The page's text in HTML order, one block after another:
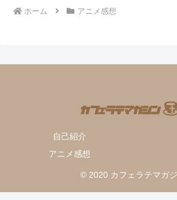
ホーム アニメ感想
自己紹介
アニメ感想
© 2020 カフェラテマガジ